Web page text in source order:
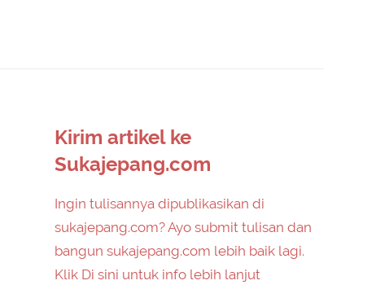
Kirim artikel ke
Sukajepang.com
Ingin tulisannya dipublikasikan di
sukajepang.com? Ayo submit tulisan dan
bangun sukajepang.com lebih baik lagi.
Klik Di sini untuk info lebih lanjut